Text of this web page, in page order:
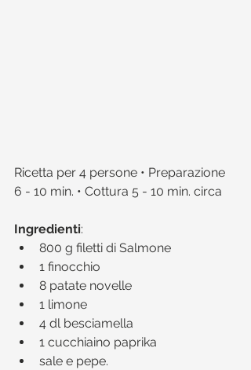
Ricetta per 4 persone • Preparazione
6 - 10 min. • Cottura 5 - 10 min. circa
Ingredienti:​
800 g filetti di Salmone
1 finocchio
8 patate novelle
1 limone
4 dl besciamella
1 cucchiaino paprika
sale e pepe.